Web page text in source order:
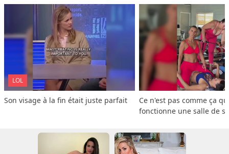
LOL
Son visage à la fin était juste parfait
Ce n'est pas comme ça
fonctionne une salle de